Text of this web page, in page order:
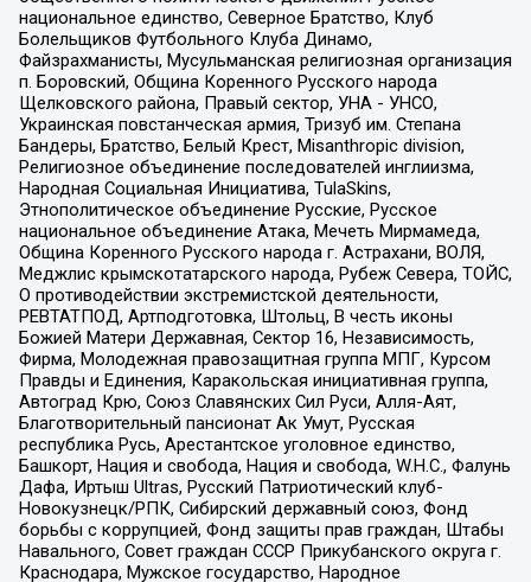
национальное единство, Северное Братство, Клуб
Болельщиков Футбольного Клуба Динамо,
Файзрахманисты, Мусульманская религиозная организация
п. Боровский, Община Коренного Русского народа
Щелковского района, Правый сектор, УНА - УНСО,
Украинская повстанческая армия, Тризуб им. Степана
Бандеры, Братство, Белый Крест, Misanthropic division,
Религиозное объединение последователей инглиизма,
Народная Социальная Инициатива, TulaSkins,
Этнополитическое объединение Русские, Русское
национальное объединение Атака, Мечеть Мирмамеда,
Община Коренного Русского народа г. Астрахани, ВОЛЯ,
Меджлис крымскотатарского народа, Рубеж Севера, ТОЙС,
О противодействии экстремистской деятельности,
РЕВТАТПОД, Артподготовка, Штольц, В честь иконы
Божией Матери Державная, Сектор 16, Независимость,
Фирма, Молодежная правозащитная группа МПГ, Курсом
Правды и Единения, Каракольская инициативная группа,
Автоград Крю, Союз Славянских Сил Руси, Алля-Аят,
Благотворительный пансионат Ак Умут, Русская
республика Русь, Арестантское уголовное единство,
Башкорт, Нация и свобода, Нация и свобода, W.H.С., Фалунь
Дафа, Иртыш Ultras, Русский Патриотический клуб-
Новокузнецк/РПК, Сибирский державный союз, Фонд
борьбы с коррупцией, Фонд защиты прав граждан, Штабы
Навального, Совет граждан СССР Прикубанского округа г.
Краснодара, Мужское государство, Народное